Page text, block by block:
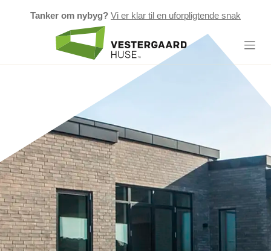
Tanker om nybyg? Vi er klar til en uforpligtende snak